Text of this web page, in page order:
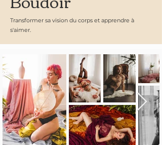
Transformer sa vision du corps et apprendre à
s'aimer.